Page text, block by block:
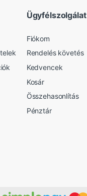
Ügyfélszolgálat
Fiókom
Rendelés követés
Kedvencek
Kosár
Összehasonlítás
Pénztár